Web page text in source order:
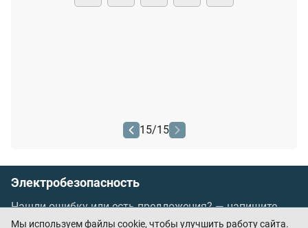
15/15
Электробезопасность
Нашли ошибку или есть предложения? —напишите
нам
Мы используем файлы cookie, чтобы улучшить работу сайта.